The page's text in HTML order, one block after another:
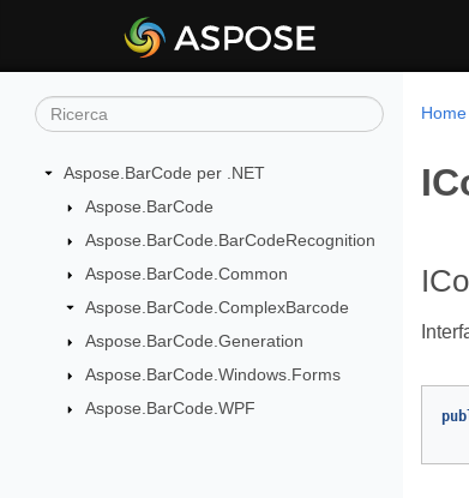
Aspose.BarCode per .NET
Aspose.BarCode
Aspose.BarCode.BarCodeRecognition
Aspose.BarCode.Common
Aspose.BarCode.ComplexBarcode
Aspose.BarCode.Generation
Aspose.BarCode.Windows.Forms
Aspose.BarCode.WPF
Home